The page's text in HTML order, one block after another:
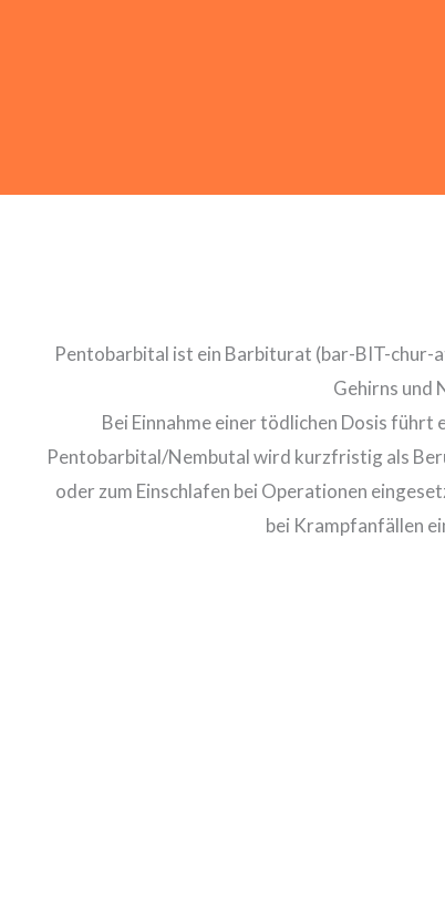
Pentobarbital ist ein Barbiturat (bar-BIT-
Gehirns und
Bei Einnahme einer tödlichen Dosis führt
Pentobarbital/Nembutal wird kurzfristig als
oder zum Einschlafen bei Operationen
bei Krampfanfällen